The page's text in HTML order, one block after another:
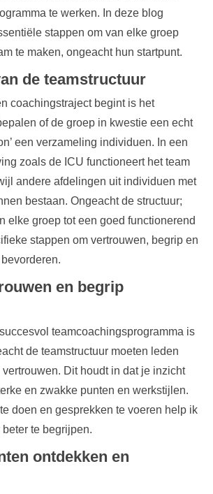
te werken. In deze blog
stappen om van elke groep
te maken, ongeacht hun startpunt.
de teamstructuur
coachingstraject begint is het
of de groep in kwestie een echt
een verzameling individuen. In een
zoals de ICU functioneert het team
andere afdelingen uit individuen met
bestaan. Ongeacht de structuur;
elke groep tot een goed functionerend
stappen om vertrouwen, begrip en
en begrip
teamcoachingsprogramma is
de teamstructuur moeten leden
Dit houdt in dat je inzicht
en zwakke punten en werkstijlen.
doen en gesprekken te voeren help ik
te begrijpen.
ontdekken en